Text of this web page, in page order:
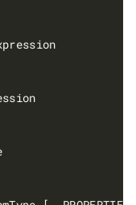
columnName